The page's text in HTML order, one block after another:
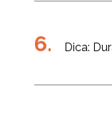
Dica: